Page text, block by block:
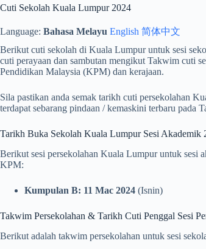
Cuti Sekolah Kuala Lumpur 2024
Language: Bahasa Melayu English 简体中文
Berikut cuti sekolah di Kuala Lumpur untuk sesi
cuti perayaan dan sambutan mengikut Takwim cuti
Pendidikan Malaysia (KPM) dan kerajaan.
Sila pastikan anda semak tarikh cuti persekolahan
terdapat sebarang pindaan / kemaskini terbaru pada
Tarikh Buka Sekolah Kuala Lumpur Sesi Akademik
Berikut sesi persekolahan Kuala Lumpur untuk sesi
KPM:
Kumpulan B: 11 Mac 2024 (Isnin)
Takwim Persekolahan & Tarikh Cuti Penggal Sesi
Berikut adalah takwim persekolahan untuk sesi